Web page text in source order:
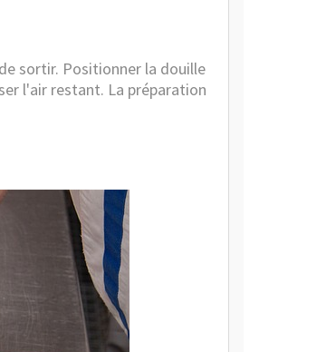
sortir. Positionner la douille
l'air restant. La préparation